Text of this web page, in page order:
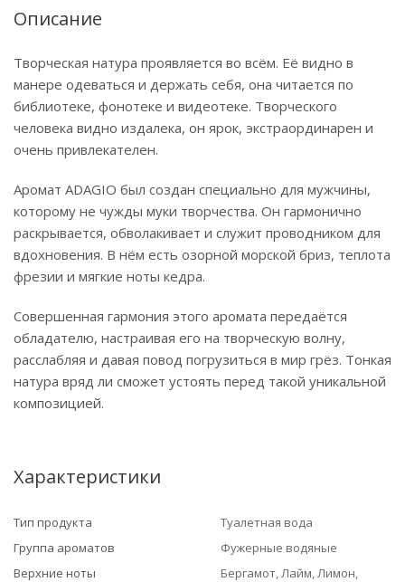
Описание
Творческая натура проявляется во всём. Её видно в
манере одеваться и держать себя, она читается по
библиотеке, фонотеке и видеотеке. Творческого
человека видно издалека, он ярок, экстраординарен и
очень привлекателен.
Аромат ADAGIO был создан специально для мужчины,
которому не чужды муки творчества. Он гармонично
раскрывается, обволакивает и служит проводником для
вдохновения. В нём есть озорной морской бриз, теплота
фрезии и мягкие ноты кедра.
Совершенная гармония этого аромата передаётся
обладателю, настраивая его на творческую волну,
расслабляя и давая повод погрузиться в мир грёз. Тонкая
натура вряд ли сможет устоять перед такой уникальной
композицией.
Характеристики
Тип продукта
Туалетная вода
Группа ароматов
Фужерные водяные
Верхние ноты
Бергамот, Лайм, Лимон,